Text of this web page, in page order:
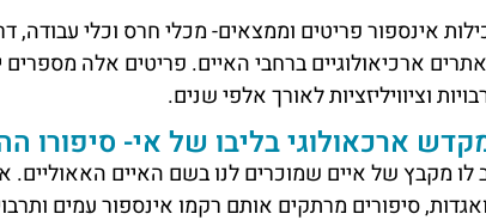
אינספור פריטים וממצאים- מכלי חרס וכלי עבודה,
ארכיאולוגיים ברחבי האיים. פריטים אלה
וציוויליזציות לאורך אלפי שנים.
ארכאולוגי בליבו של אי- סיפורו
לו מקבץ של איים שמוכרים לנו בשם האיים האאוליים.
סיפורים מרתקים אותם רקמו אינספור עמים